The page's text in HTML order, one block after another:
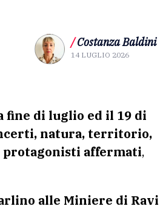
/ Costanza Baldini
14 LUGLIO 2026
fine di luglio ed il 19 di
natura, territorio,
affermati,
alle Miniere di Ravi